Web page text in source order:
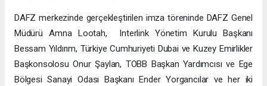
DAFZ merkezinde gerçekleştirilen imza töreninde DAFZ Genel
Müdürü Amna Lootah, Interlink Yönetim Kurulu Başkanı
Bessam Yıldırım, Türkiye Cumhuriyeti Dubai ve Kuzey Emirlikler
Başkonsolosu Onur Şaylan, TOBB Başkan Yardımcısı ve Ege
Bölgesi Sanayi Odası Başkanı Ender Yorgancılar ve her iki